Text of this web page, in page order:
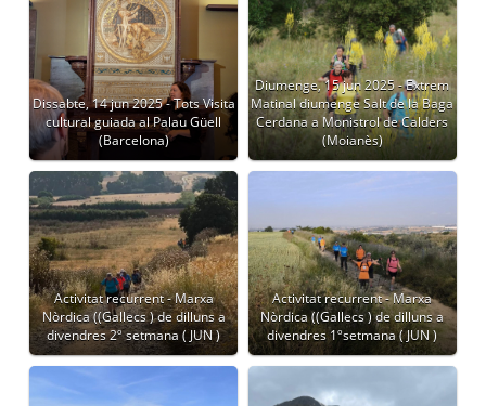
Dissabte, 14 jun 2025 - Tots Visita
cultural guiada al Palau Güell
(Barcelona)
Diumenge, 15 jun 2025 - Extrem
Matinal diumenge Salt de la Baga
Cerdana a Monistrol de Calders
(Moianès)
Activitat recurrent - Marxa
Nòrdica ((Gallecs ) de dilluns a
divendres 2º setmana ( JUN )
Activitat recurrent - Marxa
Nòrdica ((Gallecs ) de dilluns a
divendres 1ºsetmana ( JUN )